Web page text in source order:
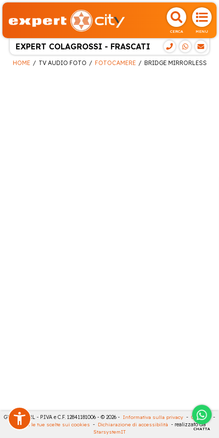
CERCA MENU
EXPERT COLAGROSSI - FRASCATI
CHATTA
HOME TV AUDIO FOTO FOTOCAMERE BRIDGE MIRRORLESS
GECO 14 SRL - P.IVA e C.F. 12841181006 - © 2026 - Informativa sulla privacy - Cookies
-
Rivedi le tue scelte sui cookies - Dichiarazione di accessibilità - realizzato da
StarsystemIT